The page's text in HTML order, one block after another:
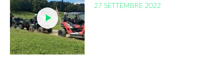
27 SETTEMBRE 2022